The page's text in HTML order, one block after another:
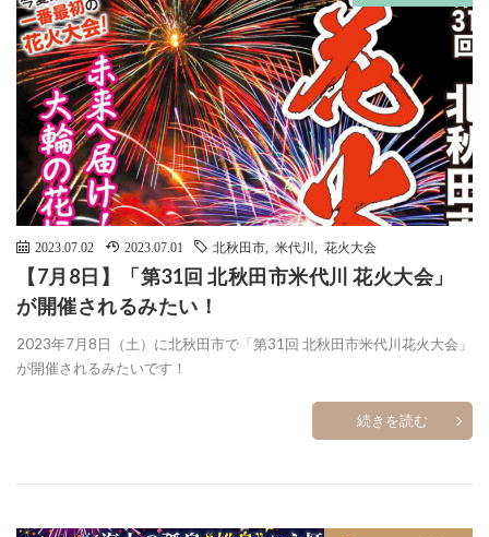
2023.07.02 2023.07.01 北秋田市 米代川 花火大会
【7月8日】「第31回 北秋田市米代川 花火大会」
が開催されるみたい！
2023年7月8日（土）に北秋田市で「第31回 北秋田市米代川花火大会」
が開催されるみたいです！
続きを読む